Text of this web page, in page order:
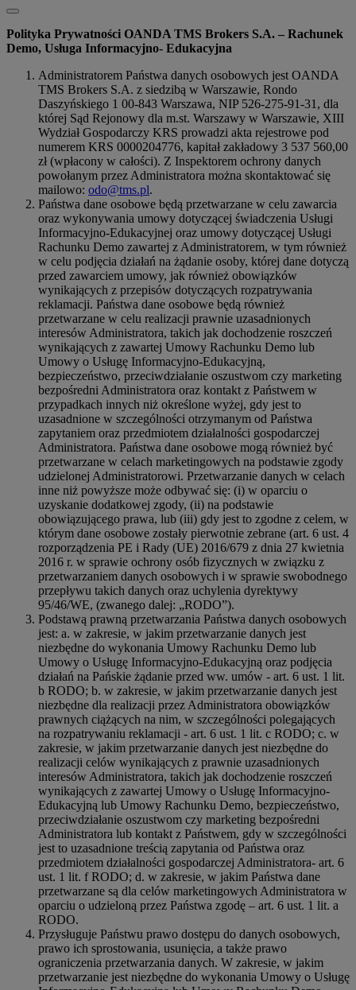
Polityka Prywatności OANDA TMS Brokers S.A. – Rachunek
Demo, Usługa Informacyjno- Edukacyjna
Administratorem Państwa danych osobowych jest OANDA
TMS Brokers S.A. z siedzibą w Warszawie, Rondo
Daszyńskiego 1 00-843 Warszawa, NIP 526-275-91-31, dla
której Sąd Rejonowy dla m.st. Warszawy w Warszawie, XIII
Wydział Gospodarczy KRS prowadzi akta rejestrowe pod
numerem KRS 0000204776, kapitał zakładowy 3 537 560,00
zł (wpłacony w całości). Z Inspektorem ochrony danych
powołanym przez Administratora można skontaktować się
mailowo: odo@tms.pl.
Państwa dane osobowe będą przetwarzane w celu zawarcia
oraz wykonywania umowy dotyczącej świadczenia Usługi
Informacyjno-Edukacyjnej oraz umowy dotyczącej Usługi
Rachunku Demo zawartej z Administratorem, w tym również
w celu podjęcia działań na żądanie osoby, której dane dotyczą
przed zawarciem umowy, jak również obowiązków
wynikających z przepisów dotyczących rozpatrywania
reklamacji. Państwa dane osobowe będą również
przetwarzane w celu realizacji prawnie uzasadnionych
interesów Administratora, takich jak dochodzenie roszczeń
wynikających z zawartej Umowy Rachunku Demo lub
Umowy o Usługę Informacyjno-Edukacyjną,
bezpieczeństwo, przeciwdziałanie oszustwom czy marketing
bezpośredni Administratora oraz kontakt z Państwem w
przypadkach innych niż określone wyżej, gdy jest to
uzasadnione w szczególności otrzymanym od Państwa
zapytaniem oraz przedmiotem działalności gospodarczej
Administratora. Państwa dane osobowe mogą również być
przetwarzane w celach marketingowych na podstawie zgody
udzielonej Administratorowi. Przetwarzanie danych w celach
inne niż powyższe może odbywać się: (i) w oparciu o
uzyskanie dodatkowej zgody, (ii) na podstawie
obowiązującego prawa, lub (iii) gdy jest to zgodne z celem, w
którym dane osobowe zostały pierwotnie zebrane (art. 6 ust. 4
rozporządzenia PE i Rady (UE) 2016/679 z dnia 27 kwietnia
2016 r. w sprawie ochrony osób fizycznych w związku z
przetwarzaniem danych osobowych i w sprawie swobodnego
przepływu takich danych oraz uchylenia dyrektywy
95/46/WE, (zwanego dalej: „RODO”).
Podstawą prawną przetwarzania Państwa danych osobowych
jest: a. w zakresie, w jakim przetwarzanie danych jest
niezbędne do wykonania Umowy Rachunku Demo lub
Umowy o Usługę Informacyjno-Edukacyjną oraz podjęcia
działań na Pańskie żądanie przed ww. umów - art. 6 ust. 1 lit.
b RODO; b. w zakresie, w jakim przetwarzanie danych jest
niezbędne dla realizacji przez Administratora obowiązków
prawnych ciążących na nim, w szczególności polegających
na rozpatrywaniu reklamacji - art. 6 ust. 1 lit. c RODO; c. w
zakresie, w jakim przetwarzanie danych jest niezbędne do
realizacji celów wynikających z prawnie uzasadnionych
interesów Administratora, takich jak dochodzenie roszczeń
wynikających z zawartej Umowy o Usługę Informacyjno-
Edukacyjną lub Umowy Rachunku Demo, bezpieczeństwo,
przeciwdziałanie oszustwom czy marketing bezpośredni
Administratora lub kontakt z Państwem, gdy w szczególności
jest to uzasadnione treścią zapytania od Państwa oraz
przedmiotem działalności gospodarczej Administratora- art. 6
ust. 1 lit. f RODO; d. w zakresie, w jakim Państwa dane
przetwarzane są dla celów marketingowych Administratora w
oparciu o udzieloną przez Państwa zgodę – art. 6 ust. 1 lit. a
RODO.
Przysługuje Państwu prawo dostępu do danych osobowych,
prawo ich sprostowania, usunięcia, a także prawo
ograniczenia przetwarzania danych. W zakresie, w jakim
przetwarzanie jest niezbędne do wykonania Umowy o Usługę